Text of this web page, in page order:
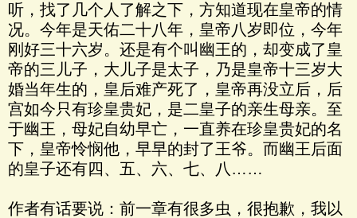
听，找了几个人了解之下，方知道现在皇帝的情
况。今年是天佑二十八年，皇帝八岁即位，今年
刚好三十六岁。还是有个叫幽王的，却变成了皇
帝的三儿子，大儿子是太子，乃是皇帝十三岁大
婚当年生的，皇后难产死了，皇帝再没立后，后
宫如今只有珍皇贵妃，是二皇子的亲生母亲。至
于幽王，母妃自幼早亡，一直养在珍皇贵妃的名
下，皇帝怜悯他，早早的封了王爷。而幽王后面
的皇子还有四、五、六、七、八……
作者有话要说：前一章有很多虫，很抱歉，我以